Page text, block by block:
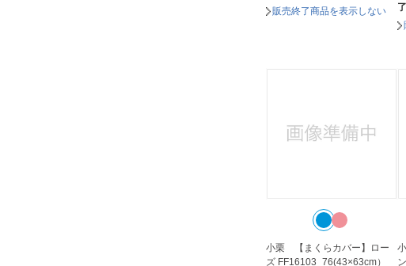
販売終了商品を表示しない
小栗 【まくらカバー】ロー
ズ FF16103_76(43×63cm）